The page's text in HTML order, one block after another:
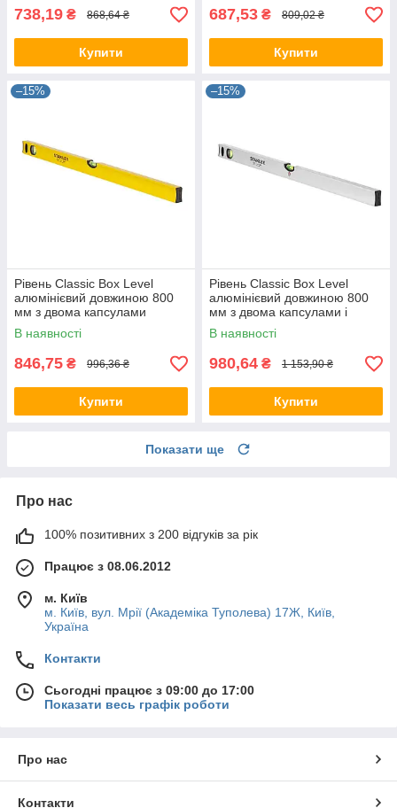
738,19 ₴ 868,64 ₴
Купити
687,53 ₴ 809,02 ₴
Купити
–15%
Рівень Classic Box Level
алюмінієвий довжиною 800
мм з двома капсулами
STANLEY STHT1-43104
В наявності
846,75 ₴ 996,36 ₴
Купити
–15%
Рівень Classic Box Level
алюмінієвий довжиною 800
мм з двома капсулами і
магнітами STANLEY STHT1-
43112
В наявності
980,64 ₴ 1 153,90 ₴
Купити
Показати ще
Про нас
100% позитивних з 200 відгуків за рік
Працює з 08.06.2012
м. Київ
м. Київ, вул. Мрії (Академіка Туполева) 17Ж, Київ,
Україна
Контакти
Сьогодні працює з 09:00 до 17:00
Показати весь графік роботи
Про нас
Контакти